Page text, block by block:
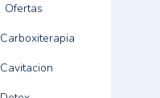
Ofertas
Carboxiterapia
Cavitacion